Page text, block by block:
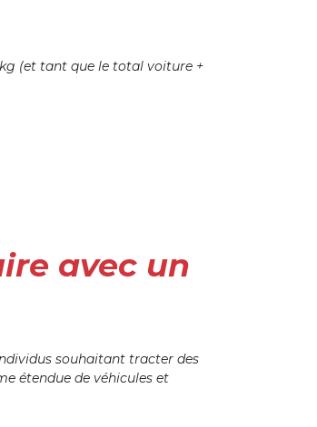
(et tant que le total voiture +
avec un
souhaitant tracter des
étendue de véhicules et